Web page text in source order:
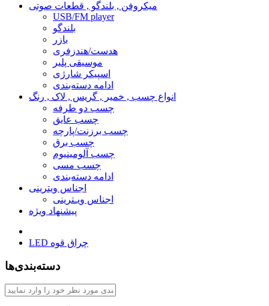
میکروفن , بلندگو , قطعات صوتی
USB/FM player
بلندگو
بازر
هدست/هندزفری
موسیقی پلیر
اسپیکر شارژی
ادامه دسته‌بندی
انواع چسب , خمیر , گریس , لاک , رنگ
چسب دو طرفه
چسب عایق
چسب برزنت/پارچه
چسب برق
چسب آلومینیوم
چسب مسی
ادامه دسته‌بندی
اجناس ویترینی
اجناس ویـترینی
پیشنهاد ویژه
LED چراق قوه
دسته‌بندی‌ها